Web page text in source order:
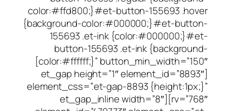
color:#ffd800;}#et-button-
{background-
155693 .et-ink
button-155693 .et-
color:#ffffff;}” button_min_width=”150″]
[et_gap height=”1″
element_css=”.et-gap-
rv=”768″][et_gap_inline